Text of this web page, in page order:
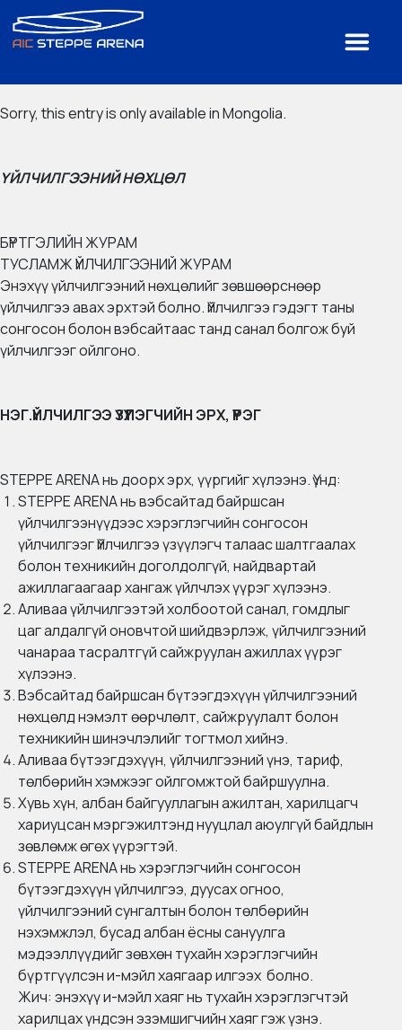
Sorry, this entry is only available inMongolia.
ҮЙЛЧИЛГЭЭНИЙ НӨХЦӨЛ
БҮРТГЭЛИЙН ЖУРАМ
ТУСЛАМЖ ҮЙЛЧИЛГЭЭНИЙ ЖУРАМ
Энэхүү үйлчилгээний нөхцөлийг зөвшөөрснөөр
үйлчилгээ авах эрхтэй болно. Үйлчилгээ гэдэгт таны
сонгосон болон вэбсайтаас танд санал болгож буй
үйлчилгээг ойлгоно.
НЭГ.ҮЙЛЧИЛГЭЭ ҮЗҮҮЛЭГЧИЙН ЭРХ, ҮҮРЭГ
STEPPE ARENA нь доорх эрх, үүргийг хүлээнэ. Үүнд:
STEPPE ARENA нь вэбсайтад байршсан
үйлчилгээнүүдээс хэрэглэгчийн сонгосон
үйлчилгээг Үйлчилгээ үзүүлэгч талаас шалтгаалах
болон техникийн доголдолгүй, найдвартай
ажиллагаагаар хангаж үйлчлэх үүрэг хүлээнэ.
Аливаа үйлчилгээтэй холбоотой санал, гомдлыг
цаг алдалгүй оновчтой шийдвэрлэж, үйлчилгээний
чанараа тасралтгүй сайжруулан ажиллах үүрэг
хүлээнэ.
Вэбсайтад байршсан бүтээгдэхүүн үйлчилгээний
нөхцөлд нэмэлт өөрчлөлт, сайжруулалт болон
техникийн шинэчлэлийг тогтмол хийнэ.
Аливаа бүтээгдэхүүн, үйлчилгээний үнэ, тариф,
төлбөрийн хэмжээг ойлгомжтой байршуулна.
Хувь хүн, албан байгууллагын ажилтан, харилцагч
хариуцсан мэргэжилтэнд нууцлал аюулгүй байдлын
зөвлөмж өгөх үүрэгтэй.
STEPPE ARENA нь хэрэглэгчийн сонгосон
бүтээгдэхүүн үйлчилгээ, дуусах огноо,
үйлчилгээний сунгалтын болон төлбөрийн
нэхэмжлэл, бусад албан ёсны сануулга
мэдээллүүдийг зөвхөн тухайн хэрэглэгчийн
бүртгүүлсэн и-мэйл хаягаар илгээх болно.
Жич: энэхүү и-мэйл хаяг нь тухайн хэрэглэгчтэй
харилцах үндсэн эзэмшигчийн хаяг гэж үзнэ.